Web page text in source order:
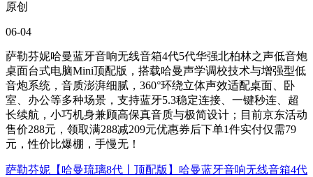
原创
06-04
萨勒芬妮哈曼蓝牙音响无线音箱4代5代华强北柏林之声低音炮
桌面台式电脑Mini顶配版，搭载哈曼声学调校技术与增强型低
音炮系统，音质澎湃细腻，360°环绕立体声效适配桌面、卧
室、办公等多种场景，支持蓝牙5.3稳定连接、一键秒连、超
长续航，小巧机身兼顾高保真音质与极简设计；目前京东活动
售价288元，领取满288减209元优惠券后下单1件实付仅需79
元，性价比爆棚，手慢无！
萨勒芬妮【哈曼琉璃8代丨顶配版】哈曼蓝牙音响无线音箱4代